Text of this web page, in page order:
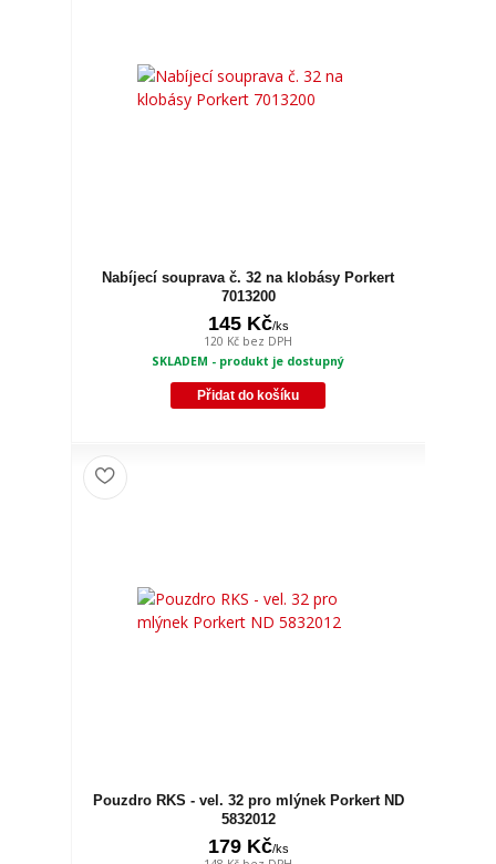
Nabíjecí souprava č. 32 na klobásy Porkert
7013200
145 Kč/ks
120 Kč bez DPH
SKLADEM - produkt je dostupný
Přidat do košíku
Pouzdro RKS - vel. 32 pro mlýnek Porkert ND
5832012
179 Kč/ks